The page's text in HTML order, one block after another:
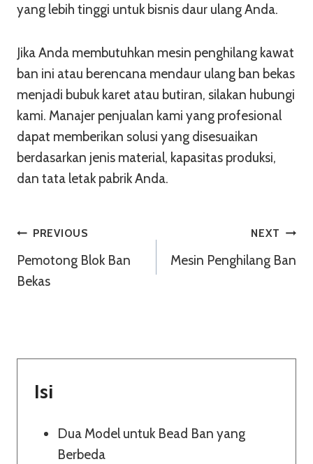
yang lebih tinggi untuk bisnis daur ulang Anda.
Jika Anda membutuhkan mesin penghilang kawat
ban ini atau berencana mendaur ulang ban bekas
menjadi bubuk karet atau butiran, silakan hubungi
kami. Manajer penjualan kami yang profesional
dapat memberikan solusi yang disesuaikan
berdasarkan jenis material, kapasitas produksi,
dan tata letak pabrik Anda.
Navigasi
Pos
PREVIOUS
Pemotong Blok Ban
Bekas
NEXT
Mesin Penghilang Ban
Isi
Dua Model untuk Bead Ban yang
Berbeda